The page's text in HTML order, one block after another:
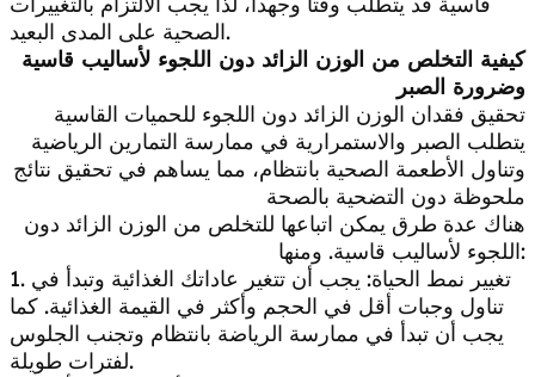
الصحية على المدى البعيد.
كيفية التخلص من الوزن الزائد دون اللجوء لأساليب قاسية
وضرورة الصبر
تحقيق فقدان الوزن الزائد دون اللجوء للحميات القاسية
يتطلب الصبر والاستمرارية في ممارسة التمارين الرياضية
وتناول الأطعمة الصحية بانتظام، مما يساهم في تحقيق نتائج
ملحوظة دون التضحية بالصحة
هناك عدة طرق يمكن اتباعها للتخلص من الوزن الزائد دون
اللجوء لأساليب قاسية. ومنها:
1. تغيير نمط الحياة: يجب أن تتغير عاداتك الغذائية وتبدأ في
تناول وجبات أقل في الحجم وأكثر في القيمة الغذائية. كما
يجب أن تبدأ في ممارسة الرياضة بانتظام وتجنب الجلوس
لفترات طويلة.